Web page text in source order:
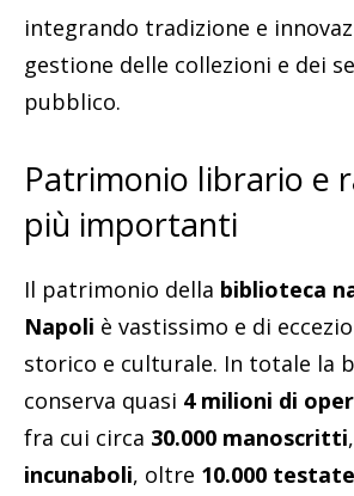
integrando tradizione e
gestione delle collezioni e dei
pubblico.
Patrimonio librario e
più importanti
Il patrimonio della biblioteca
Napoli è vastissimo e di
storico e culturale. In totale la
conserva quasi 4 milioni di
fra cui circa 30.000 manoscritti
incunaboli, oltre 10.000